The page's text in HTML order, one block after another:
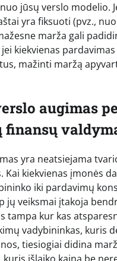
jūsų verslo modelio.
yra fiksuoti (pvz.,
marža gali
kiekvienas
mažinti maržą
augimas
finansų
yra neatsiejama
Kai kiekvienas įmonės
iki pardavimų
jų veiksmai įtakoja
tampa kur kas
vadybininkas, kuris
tiesiogiai didina